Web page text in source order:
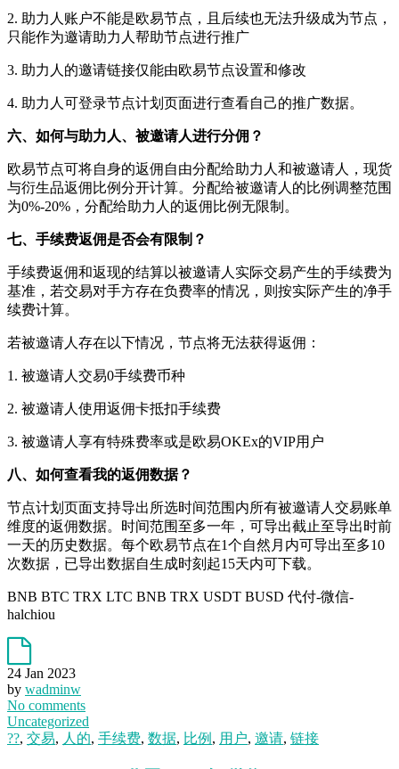
2. 助力人账户不能是欧易节点，且后续也无法升级成为节点，
只能作为邀请助力人帮助节点进行推广
3. 助力人的邀请链接仅能由欧易节点设置和修改
4. 助力人可登录节点计划页面进行查看自己的推广数据。
六、如何与助力人、被邀请人进行分佣？
欧易节点可将自身的返佣自由分配给助力人和被邀请人，现货
与衍生品返佣比例分开计算。分配给被邀请人的比例调整范围
为0%-20%，分配给助力人的返佣比例无限制。
七、手续费返佣是否会有限制？
手续费返佣和返现的结算以被邀请人实际交易产生的手续费为
基准，若交易对手方存在负费率的情况，则按实际产生的净手
续费计算。
若被邀请人存在以下情况，节点将无法获得返佣：
1. 被邀请人交易0手续费币种
2. 被邀请人使用返佣卡抵扣手续费
3. 被邀请人享有特殊费率或是欧易OKEx的VIP用户
八、如何查看我的返佣数据？
节点计划页面支持导出所选时间范围内所有被邀请人交易账单
维度的返佣数据。时间范围至多一年，可导出截止至导出时前
一天的历史数据。每个欧易节点在1个自然月内可导出至多10
次数据，已导出数据自生成时刻起15天内可下载。
BNB BTC TRX LTC BNB TRX USDT BUSD 代付-微信-
halchiou
24 Jan 2023
by wadminw
No comments
Uncategorized
??, 交易, 人的, 手续费, 数据, 比例 , 用户, 邀请, 链接